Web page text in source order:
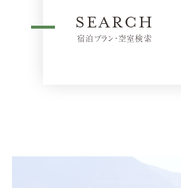
SEARCH
宿泊プラン・空室検索